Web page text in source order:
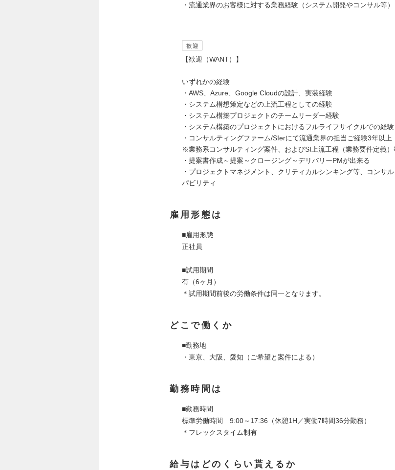
・流通業界のお客様に対する業務経験（システム開発やコンサル等）
歓迎
【歓迎（WANT）】
いずれかの経験
・AWS、Azure、Google Cloudの設計、実装経験
・システム構想策定などの上流工程としての経験
・システム構築プロジェクトのチームリーダー経験
・システム構築のプロジェクトにおけるフルライフサイクルでの経験
・コンサルティングファーム/SIerにて流通業界の担当ご経験3年以上
※業務系コンサルティング案件、およびSI上流工程（業務要件定義）
・提案書作成～提案～クロージング～デリバリーPMが出来る
・プロジェクトマネジメント、クリティカルシンキング等、コンサ
パビリティ
雇用形態は
■雇用形態
正社員
■試用期間
有（6ヶ月）
＊試用期間前後の労働条件は同一となります。
どこで働くか
■勤務地
・東京、大阪、愛知（ご希望と案件による）
勤務時間は
■勤務時間
標準労働時間 9:00～17:36（休憩1H／実働7時間36分勤務）
＊フレックスタイム制有
給与はどのくらい貰えるか